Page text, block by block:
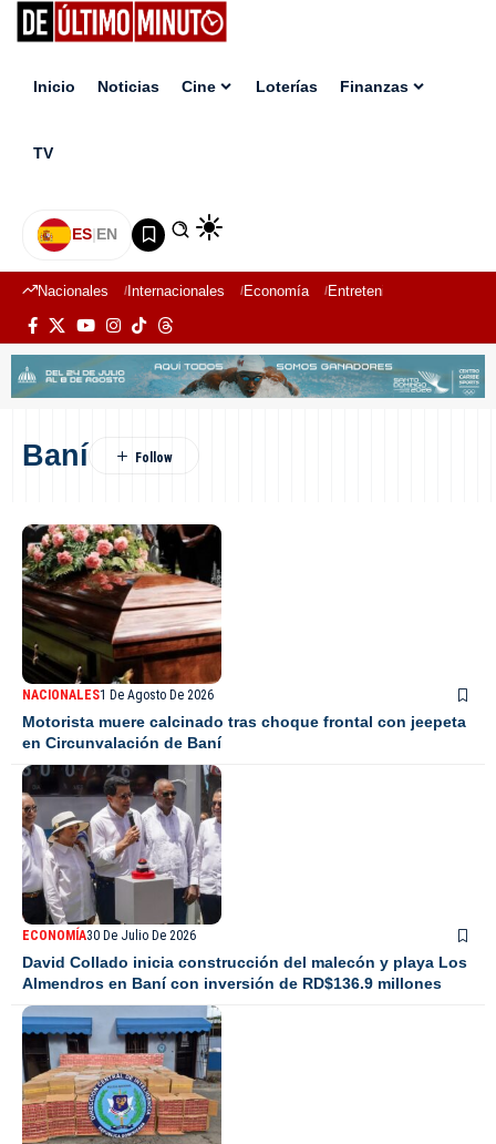
Inicio Noticias Cine Loterías Finanzas
TV
ES|EN
Nacionales Internacionales Economía Entretenimiento
Baní
NACIONALES1 De Agosto De 2026
Motorista muere calcinado tras choque frontal con jeepeta
en Circunvalación de Baní
ECONOMÍA30 De Julio De 2026
David Collado inicia construcción del malecón y playa Los
Almendros en Baní con inversión de RD$136.9 millones